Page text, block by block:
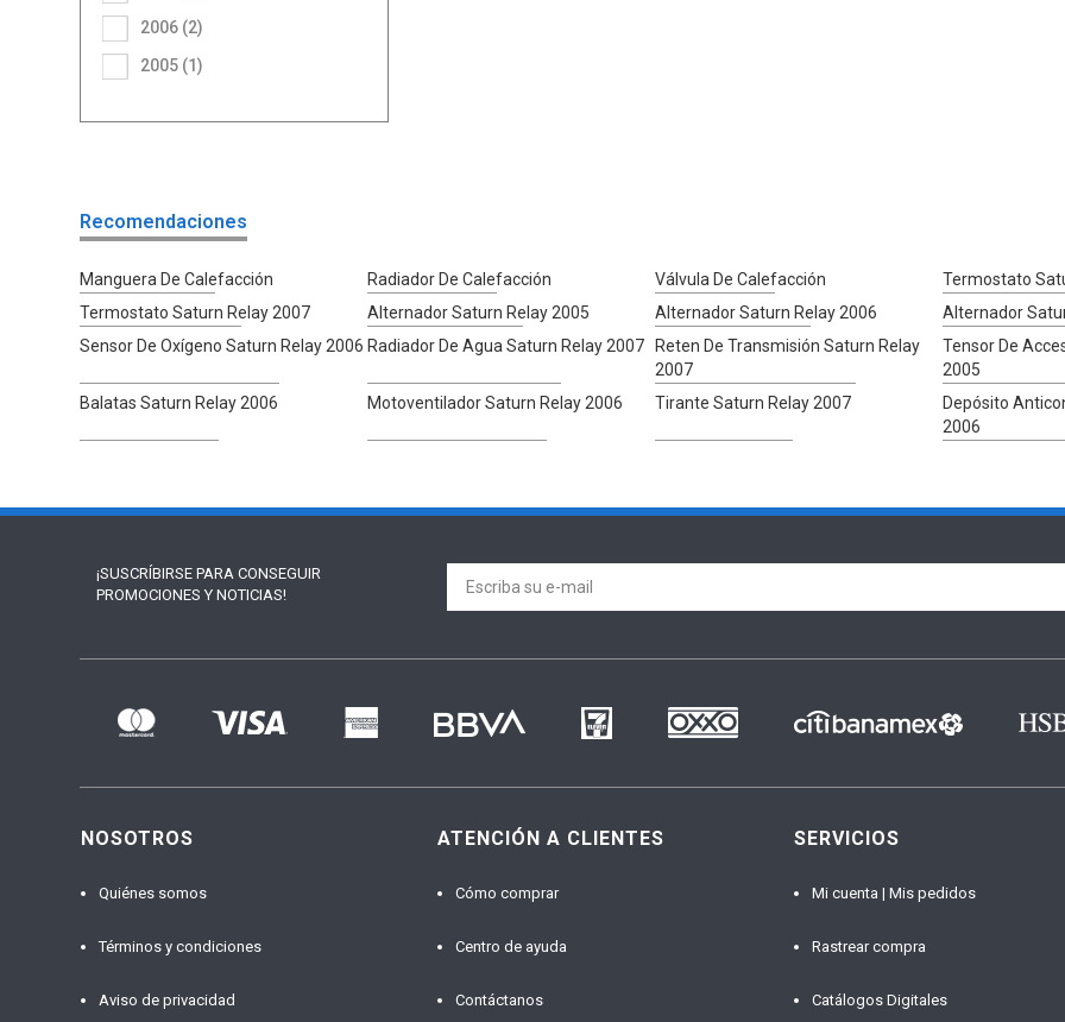
2005 (1)
2006 (2)
Recomendaciones
Manguera De Calefacción Radiador De Calefacción Válvula De Calefacción Termostato
Termostato Saturn Relay 2007
Alternador Saturn Relay 2005 Alternador Saturn Relay 2006 Alternador
Sensor De Oxígeno Saturn Relay 2006 Radiador De Agua Saturn Relay 2007
Reten De Transmisión Saturn Relay
2007
Tensor De
2005
Balatas Saturn Relay 2006 Motoventilador Saturn Relay 2006 Tirante Saturn Relay 2007
Depósito
2006
¡SUSCRÍBIRSE PARA CONSEGUIR
PROMOCIONES Y NOTICIAS!
NOSOTROS
Quiénes somos
Términos y condiciones
Aviso de privacidad
ATENCIÓN A CLIENTES
Cómo comprar
Centro de ayuda
Contáctanos
SERVICIOS
Mi cuenta | Mis pedidos
Rastrear compra
Catálogos Digitales